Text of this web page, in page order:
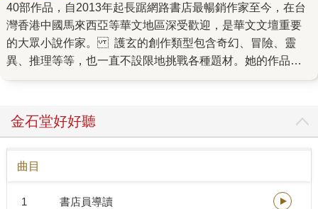
40部作品，自2013年起長踞網路書店最暢銷作家至今，在台
灣香港中國馬來西亞等華文地區深受歡迎，是華文文壇重要
的大眾小說作家。 護玄的創作類型包含奇幻、冒險、靈
異、推理等等，也一直不設限地挑戰各種題材。她的作品在
正在閱讀： 《2019477957562》 代表著作：《特殊傳說》
《特殊傳說》是人氣作家護玄的成名大作。 爆笑又緊湊的情
節、青春嗨翻天的想像力與迷人設定， 在不可思議的誇張校
園生活中，漸次鋪陳各個角色自我成長歷程。 〈恆遠之晝
篇〉是「特傳」系列中的全新篇章， 更多的角色接力出場，
期待值破錶的劇情陸續展開。 揮灑淚水與汗水的冒險物語，
金石堂好好聽
曲目
1 書店員導讀